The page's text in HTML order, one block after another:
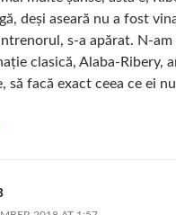
deși aseară nu a fost
s-a apărat. N-
clasică, Alaba-Ribery,
să facă exact ceea ce ei